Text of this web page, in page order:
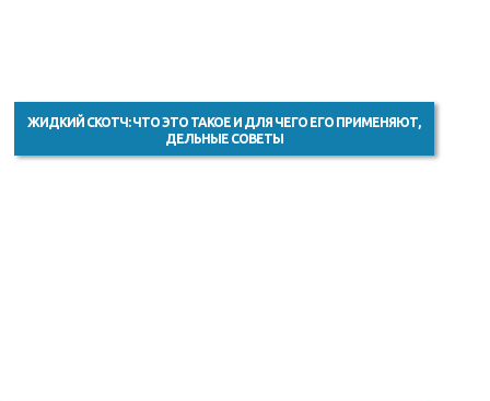
ЖИДКИЙ СКОТЧ: ЧТО ЭТО ТАКОЕ И ДЛЯ ЧЕГО ЕГО ПРИМЕНЯЮТ,
ДЕЛЬНЫЕ СОВЕТЫ